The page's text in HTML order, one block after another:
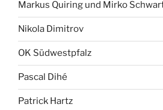
Markus Quiring und Mirko
Nikola Dimitrov
OK Südwestpfalz
Pascal Dihé
Patrick Hartz